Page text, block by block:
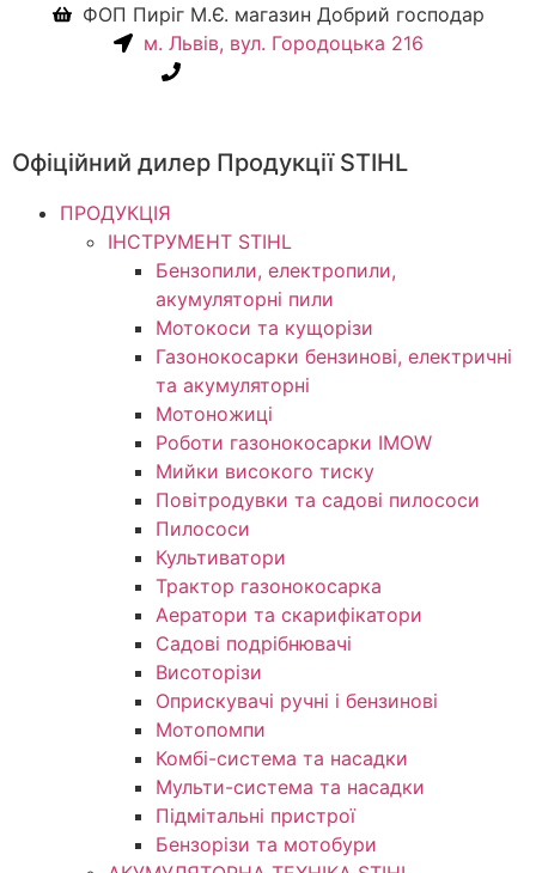
ФОП Пиріг М.Є. магазин Добрий господар
м. Львів, вул. Городоцька 216
Офіційний дилер Продукції STIHL
ПРОДУКЦІЯ
ІНСТРУМЕНТ STIHL
Бензопили, електропили,
акумуляторні пили
Мотокоси та кущорізи
Газонокосарки бензинові, електричні
та акумуляторні
Мотоножиці
Роботи газонокосарки IMOW
Мийки високого тиску
Повітродувки та садові пилососи
Пилососи
Культиватори
Трактор газонокосарка
Аератори та скарифікатори
Садові подрібнювачі
Висоторізи
Оприскувачі ручні і бензинові
Мотопомпи
Комбі-система та насадки
Мульти-система та насадки
Підмітальні пристрої
Бензорізи та мотобури